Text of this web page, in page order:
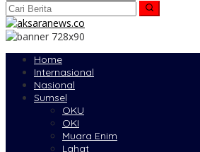
Home
Internasional
Nasional
Sumsel
OKU
OKI
Muara Enim
Lahat